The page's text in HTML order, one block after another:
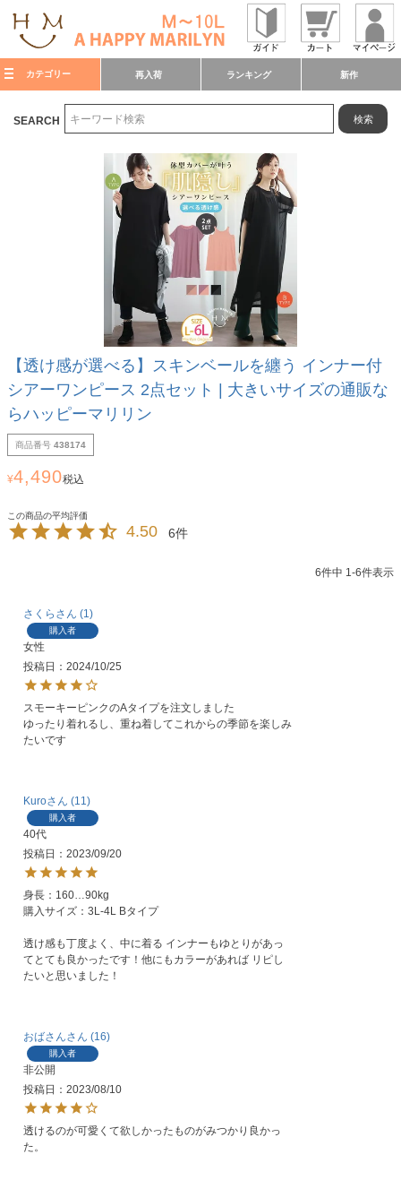
カテゴリー 再入荷 ランキング 新作
SEARCH 検索
【透け感が選べる】スキンベールを纏う インナー付
シアーワンピース 2点セット | 大きいサイズの通販な
らハッピーマリリン
商品番号 438174
¥4,490税込
4.50 6
6件中 1-6件表示
さくら 1
購入者
女性
投稿日
2024/10/25
スモーキーピンクのAタイプを注文しました
ゆったり着れるし、重ね着してこれからの季節を楽しみ
たいです
Kuro 11
購入者
40代
投稿日
2023/09/20
身長：160…90kg
購入サイズ：3L-4L Bタイプ
透け感も丁度よく、中に着る インナーもゆとりがあっ
てとても良かったです！他にもカラーがあれば リピし
おばさん 16
購入者
非公開
投稿日
2023/08/10
透けるのが可愛くて欲しかったものがみつかり良かっ
た。